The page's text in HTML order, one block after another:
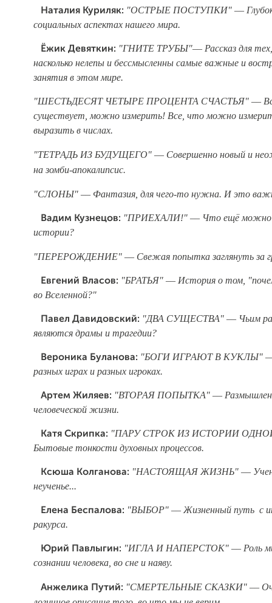
Наталия Куриляк: "ОСТРЫЕ ПОСТУПКИ" ––
социальных аспектах нашего мира.
Ёжик Девяткин: "ГНИТЕ ТРУБЫ"–– Рассказ для
насколько нелепы и бессмысленны самые важные и
занятия в этом мире.
"ШЕСТЬДЕСЯТ ЧЕТЫРЕ ПРОЦЕНТА СЧАСТЬЯ" ––
существует, можно измерить! Все, что можно
выразить в числах.
"ТЕТРАДЬ ИЗ БУДУЩЕГО" –– Совершенно новый и
на зомби-апокалипсис.
"СЛОНЫ" –– Фантазия, для чего-то нужна. И это
Вадим Кузнецов: "ПРИЕХАЛИ!" –– Что ещё можно
истории?
"ПЕРЕРОЖДЕНИЕ" –– Свежая попытка заглянуть за
Евгений Власов: "БРАТЬЯ" –– История о том,
во Вселенной?"
Павел Давидовский: "ДВА СУЩЕСТВА" –– Чьим
являются драмы и трагедии?
Вероника Буланова: "БОГИ ИГРАЮТ В КУКЛЫ"
разных играх и разных игроках.
Артем Жиляев: "ВТОРАЯ ПОПЫТКА" ––
человеческой жизни.
Катя Скрипка: "ПАРУ СТРОК ИЗ ИСТОРИИ
Бытовые тонкости духовных процессов.
Ксюша Колганова: "НАСТОЯЩАЯ ЖИЗНЬ" ––
неученье...
Елена Беспалова: "ВЫБОР" –– Жизненный путь с
ракурса.
Юрий Павлыгин: "ИГЛА И НАПЕРСТОК" –– Роль
сознании человека, во сне и наяву.
Анжелика Путий: "СМЕРТЕЛЬНЫЕ СКАЗКИ" ––